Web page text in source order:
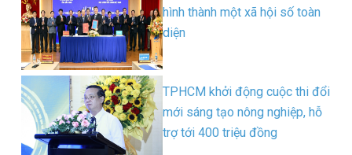
hình thành một xã hội số toàn
diện
TPHCM khởi động cuộc thi đổi
mới sáng tạo nông nghiệp, hỗ
trợ tới 400 triệu đồng